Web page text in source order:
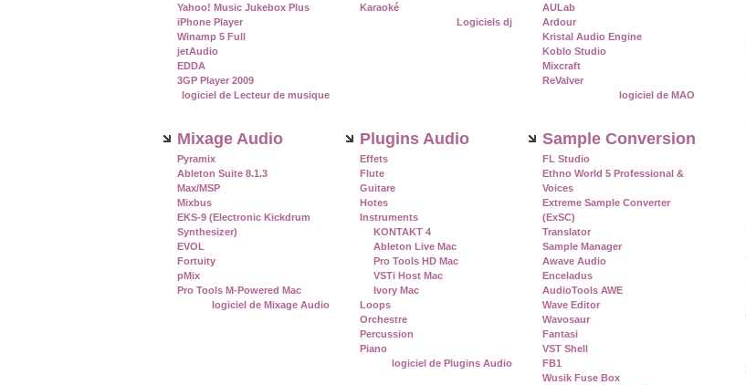
Yahoo! Music Jukebox Plus
iPhone Player
Winamp 5 Full
jetAudio
EDDA
3GP Player 2009
logiciel de Lecteur de musique
Karaoké
Logiciels dj
AULab
Ardour
Kristal Audio Engine
Koblo Studio
Mixcraft
ReValver
logiciel de MAO
Mixage Audio
Pyramix
Ableton Suite 8.1.3
Max/MSP
Mixbus
EKS-9 (Electronic Kickdrum
Synthesizer)
EVOL
Fortuity
pMix
Pro Tools M-Powered Mac
logiciel de Mixage Audio
Plugins Audio
Effets
Flute
Guitare
Hotes
Instruments
KONTAKT 4
Ableton Live Mac
Pro Tools HD Mac
VSTi Host Mac
Ivory Mac
Loops
Orchestre
Percussion
Piano
logiciel de Plugins Audio
Sample Conversion
FL Studio
Ethno World 5 Professional &
Voices
Extreme Sample Converter
(ExSC)
Translator
Sample Manager
Awave Audio
Enceladus
AudioTools AWE
Wave Editor
Wavosaur
Fantasi
VST Shell
FB1
Wusik Fuse Box